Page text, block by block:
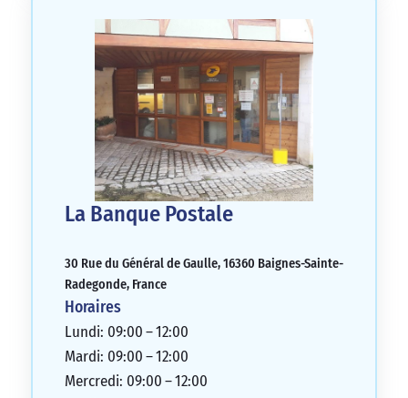
La Banque Postale
30 Rue du Général de Gaulle, 16360 Baignes-Sainte-
Radegonde, France
Horaires
Lundi: 09:00 – 12:00
Mardi: 09:00 – 12:00
Mercredi: 09:00 – 12:00